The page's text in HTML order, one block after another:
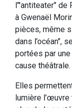
l’"antiteater"
à Gwenaël
pièces, même
dans l’océan",
portées par
cause théâtrale.
Elles
lumière